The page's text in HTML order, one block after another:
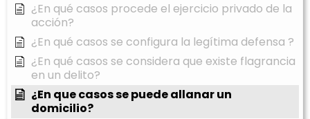
¿En qué casos procede el ejercicio privado de la
acción?
¿En qué casos se configura la legítima defensa ?
¿En qué casos se considera que existe flagrancia
en un delito?
¿En que casos se puede allanar un
domicilio?